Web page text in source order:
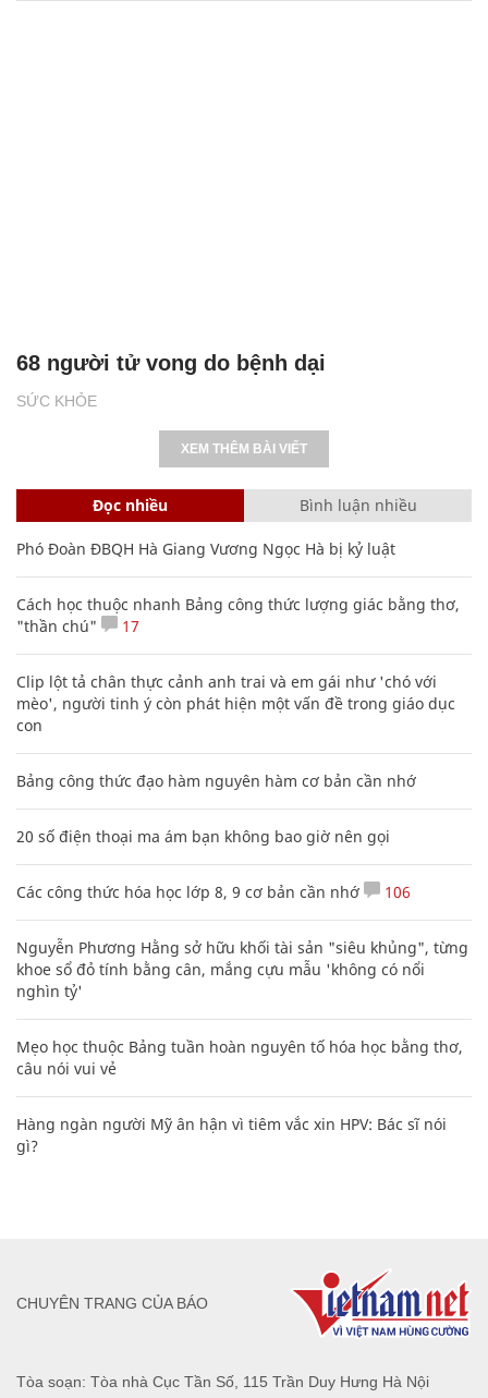
SỨC KHỎE
68 người tử vong do bệnh dại
XEM THÊM BÀI VIẾT
Đọc nhiều Bình luận nhiều
Phó Đoàn ĐBQH Hà Giang Vương Ngọc Hà bị kỷ luật
Cách học thuộc nhanh Bảng công thức lượng giác bằng thơ,
"thần chú"
17
Clip lột tả chân thực cảnh anh trai và em gái như 'chó với
mèo', người tinh ý còn phát hiện một vấn đề trong giáo dục
con
Bảng công thức đạo hàm nguyên hàm cơ bản cần nhớ
20 số điện thoại ma ám bạn không bao giờ nên gọi
Các công thức hóa học lớp 8, 9 cơ bản cần nhớ 106
Nguyễn Phương Hằng sở hữu khối tài sản "siêu khủng", từng
khoe sổ đỏ tính bằng cân, mắng cựu mẫu 'không có nổi
nghìn tỷ'
Mẹo học thuộc Bảng tuần hoàn nguyên tố hóa học bằng thơ,
câu nói vui vẻ
Hàng ngàn người Mỹ ân hận vì tiêm vắc xin HPV: Bác sĩ nói
gì?
Tòa soạn: Tòa nhà Cục Tần Số, 115 Trần Duy Hưng Hà Nội
CHUYÊN TRANG CỦA BÁO